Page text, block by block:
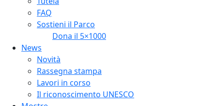
FAQ
Sostieni il Parco
Dona il 5×1000
News
Novità
Rassegna stampa
Lavori in corso
Il riconoscimento UNESCO